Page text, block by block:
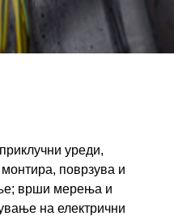
уреди,
поврзува и
врши мерења и
на електрични